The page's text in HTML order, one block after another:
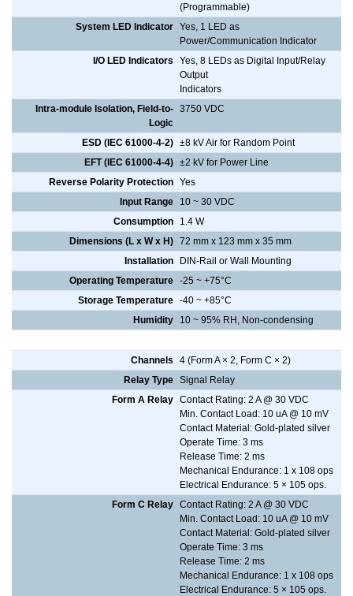
(Programmable)
System LED Indicator Yes, 1 LED as
Power/Communication Indicator
I/O LED Indicators
Yes, 8 LEDs as Digital Input/Relay
Output
Indicators
Intra-module Isolation, Field-to-
Logic
3750 VDC
ESD (IEC 61000-4-2) ±8 kV Air for Random Point
EFT (IEC 61000-4-4) ±2 kV for Power Line
Reverse Polarity Protection Yes
Input Range
10 ~ 30 VDC
Consumption
1.4 W
Dimensions (L x W x H) 72 mm x 123 mm x 35 mm
Installation
DIN-Rail or Wall Mounting
Operating Temperature -25 ~ +75°C
Storage Temperature -40 ~ +85°C
Humidity
10 ~ 95% RH, Non-condensing
Channels
4 (Form A × 2, Form C × 2)
Relay Type Signal Relay
Form A Relay Contact Rating: 2 A @ 30 VDC
Min. Contact Load: 10 uA @ 10 mV
Contact Material: Gold-plated silver
Operate Time: 3 ms
Release Time: 2 ms
Mechanical Endurance: 1 x 108 ops
Electrical Endurance: 5 × 105 ops.
Form C Relay Contact Rating: 2 A @ 30 VDC
Min. Contact Load: 10 uA @ 10 mV
Contact Material: Gold-plated silver
Operate Time: 3 ms
Release Time: 2 ms
Mechanical Endurance: 1 x 108 ops
Electrical Endurance: 5 × 105 ops.